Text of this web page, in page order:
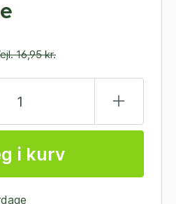
16,95 kr.
i kurv